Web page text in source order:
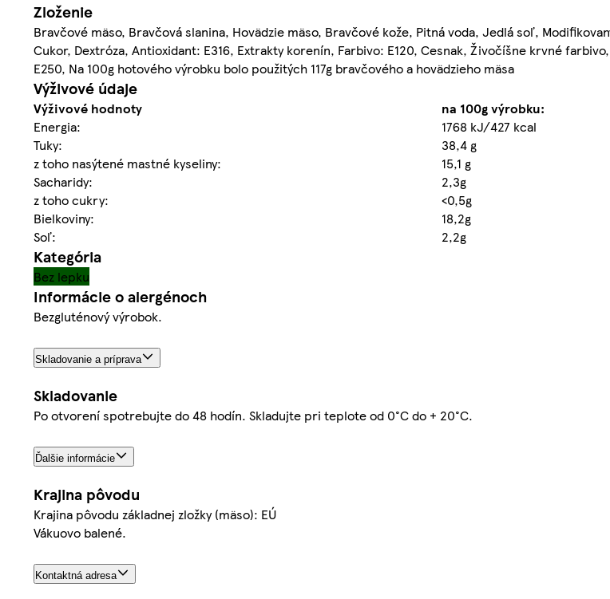
Zloženie
Bravčové mäso, Bravčová slanina, Hovädzie mäso, Bravčové kože, Pitná voda, Jedlá soľ,
Cukor, Dextróza, Antioxidant: E316, Extrakty korenín, Farbivo: E120, Cesnak, Živočíšne krvné
E250, Na 100g hotového výrobku bolo použitých 117g bravčového a hovädzieho mäsa
Výživové údaje
Výživové hodnoty
na 100g výrobku:
Energia:
1768 kJ/427 kcal
Tuky:
38,4 g
z toho nasýtené mastné kyseliny:
15,1 g
Sacharidy:
2,3g
z toho cukry:
<0,5g
Bielkoviny:
18,2g
Soľ:
2,2g
Kategória
Bez lepku
Informácie o alergénoch
Bezgluténový výrobok.
Skladovanie a príprava
Skladovanie
Po otvorení spotrebujte do 48 hodín. Skladujte pri teplote od 0°C do + 20°C.
Ďalšie informácie
Krajina pôvodu
Krajina pôvodu základnej zložky (mäso): EÚ
Vákuovo balené.
Kontaktná adresa